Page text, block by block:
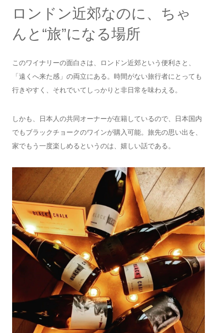
ロンドン近郊なのに、ちゃ
んと“旅”になる場所
このワイナリーの面白さは、ロンドン近郊という便利さと、
「遠くへ来た感」の両立にある。時間がない旅行者にとっても
行きやすく、それでいてしっかりと非日常を味わえる。
しかも、日本人の共同オーナーが在籍しているので、日本国内
でもブラックチョークのワインが購入可能。旅先の思い出を、
家でもう一度楽しめるというのは、嬉しい話である。